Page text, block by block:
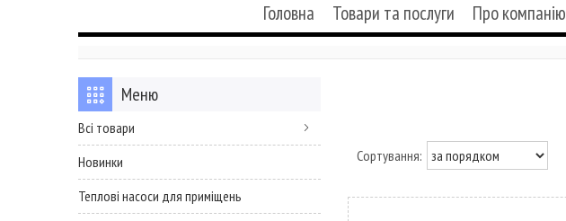
Головна Товари та послуги Про компанію
Всі товари
Новинки
Теплові насоси для приміщень